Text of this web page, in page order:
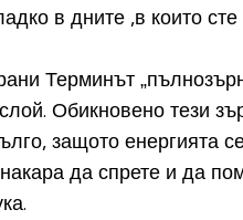
в дните ,в които
Терминът
Обикновено тези
защото енергията
да спрете и да